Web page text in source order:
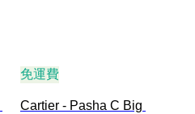
免運費
Cartier - Pasha C Big